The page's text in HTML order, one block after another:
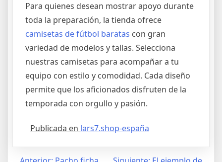
Para quienes desean mostrar apoyo durante
toda la preparación, la tienda ofrece
camisetas de fútbol baratas con gran
variedad de modelos y tallas. Selecciona
nuestras camisetas para acompañar a tu
equipo con estilo y comodidad. Cada diseño
permite que los aficionados disfruten de la
temporada con orgullo y pasión.
Publicada en lars7.shop-españa